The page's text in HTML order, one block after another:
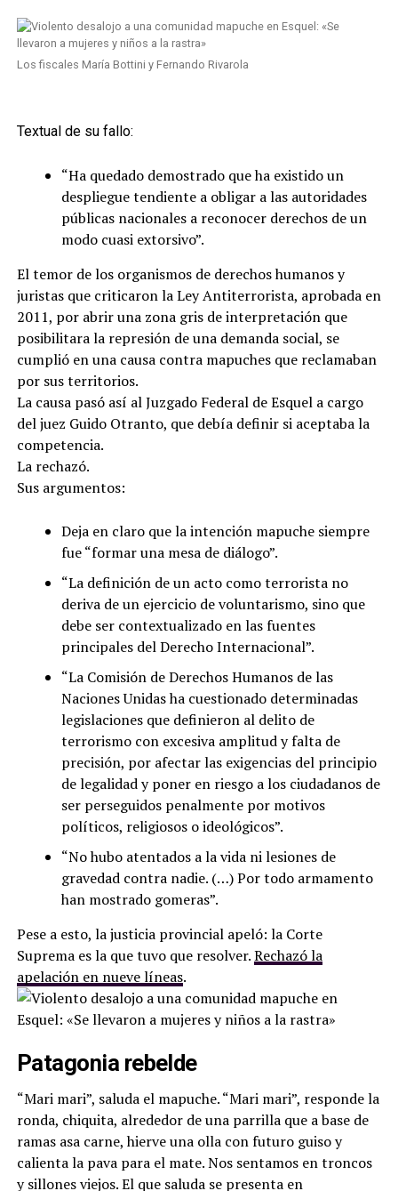
Los fiscales María Bottini y Fernando Rivarola
Textual de su fallo:
“Ha quedado demostrado que ha existido un
despliegue tendiente a obligar a las autoridades
públicas nacionales a reconocer derechos de un
modo cuasi extorsivo”.
El temor de los organismos de derechos humanos y
juristas que criticaron la Ley Antiterrorista, aprobada en
2011, por abrir una zona gris de interpretación que
posibilitara la represión de una demanda social, se
cumplió en una causa contra mapuches que reclamaban
por sus territorios.
La causa pasó así al Juzgado Federal de Esquel a cargo
del juez Guido Otranto, que debía definir si aceptaba la
competencia.
La rechazó.
Sus argumentos:
Deja en claro que la intención mapuche siempre
fue “formar una mesa de diálogo”.
“La definición de un acto como terrorista no
deriva de un ejercicio de voluntarismo, sino que
debe ser contextualizado en las fuentes
principales del Derecho Internacional”.
“La Comisión de Derechos Humanos de las
Naciones Unidas ha cuestionado determinadas
legislaciones que definieron al delito de
terrorismo con excesiva amplitud y falta de
precisión, por afectar las exigencias del principio
de legalidad y poner en riesgo a los ciudadanos de
ser perseguidos penalmente por motivos
políticos, religiosos o ideológicos”.
“No hubo atentados a la vida ni lesiones de
gravedad contra nadie. (…) Por todo armamento
han mostrado gomeras”.
Pese a esto, la justicia provincial apeló: la Corte
Suprema es la que tuvo que resolver.Rechazó la
apelación en nueve líneas.
Patagonia rebelde
“Mari mari”, saluda el mapuche. “Mari mari”, responde la
ronda, chiquita, alrededor de una parrilla que a base de
ramas asa carne, hierve una olla con futuro guiso y
calienta la pava para el mate. Nos sentamos en troncos
y sillones viejos. El que saluda se presenta en